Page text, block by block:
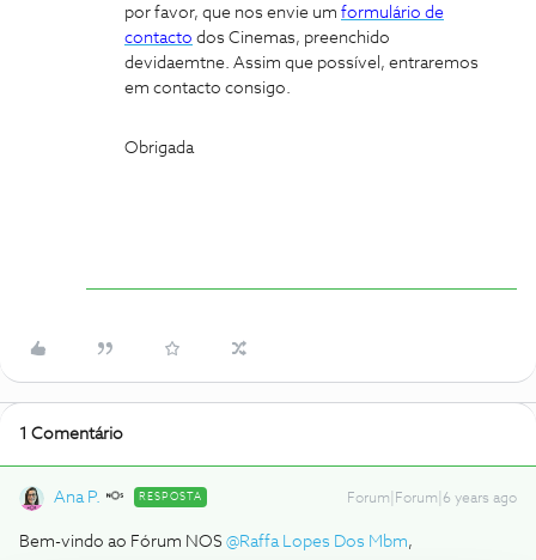
por favor, que nos envie um formulário de
contacto dos Cinemas, preenchido
devidaemtne. Assim que possível, entraremos
em contacto consigo.
Obrigada
1 Comentário
Ana P. RESPOSTA Forum|Forum|6 years ago
Bem-vindo ao Fórum NOS @Raffa Lopes Dos Mbm,